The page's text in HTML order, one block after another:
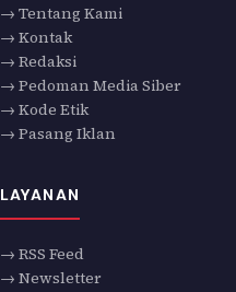
→ Tentang Kami
→ Kontak
→ Redaksi
→ Pedoman Media Siber
→ Kode Etik
→ Pasang Iklan
LAYANAN
→ RSS Feed
→ Newsletter